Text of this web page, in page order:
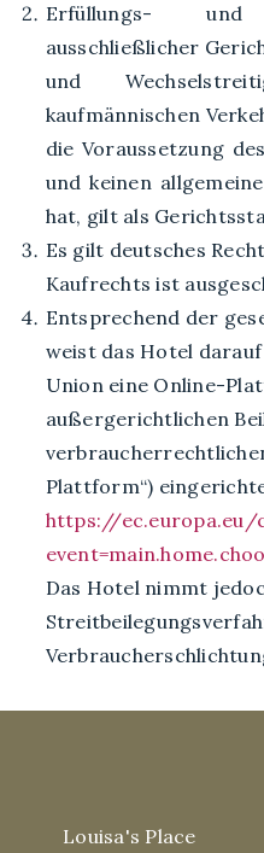
Erfüllungs-
ausschließlicher
und
kaufmännischen
die Voraussetzung
und keinen
hat, gilt als
Es gilt deutsches
Kaufrechts ist
Entsprechend der
weist das Hotel
Union eine Online-
außergerichtlichen
Plattform“)
https://
Das Hotel nimmt
Louisa's Place